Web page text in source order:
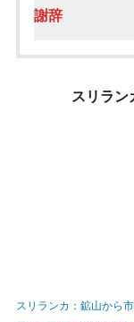
謝辞
スリラン
スリランカ：鉱山から